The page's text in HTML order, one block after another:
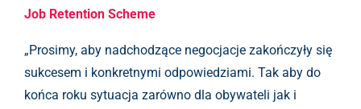
Job Retention Scheme
„Prosimy, aby nadchodzące negocjacje zakończyły się
sukcesem i konkretnymi odpowiedziami. Tak aby do
końca roku sytuacja zarówno dla obywateli jak i